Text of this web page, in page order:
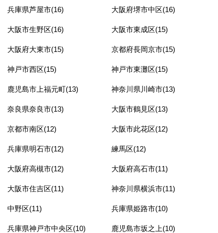
兵庫県芦屋市(16) 大阪府堺市中区(16)
大阪市生野区(16) 大阪市東成区(15)
大阪府大東市(15) 京都府長岡京市(15)
神戸市西区(15) 神戸市東灘区(15)
鹿児島市上福元町(13) 神奈川県川崎市(13)
奈良県奈良市(13) 大阪市鶴見区(13)
京都市南区(12) 大阪市此花区(12)
兵庫県明石市(12) 練馬区(12)
大阪府高槻市(12) 大阪府高石市(11)
大阪市住吉区(11) 神奈川県横浜市(11)
中野区(11) 兵庫県姫路市(10)
兵庫県神戸市中央区(10) 鹿児島市坂之上(10)